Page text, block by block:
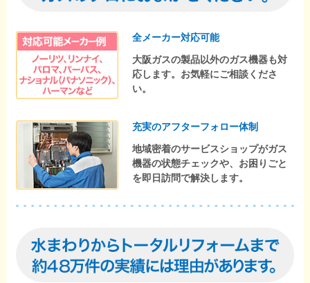
全メーカー対応可能
大阪ガスの製品以外のガス機器も対
応します。お気軽にご相談くださ
い。
充実のアフターフォロー体制
地域密着のサービスショップがガス
機器の状態チェックや、お困りごと
を即日訪問で解決します。